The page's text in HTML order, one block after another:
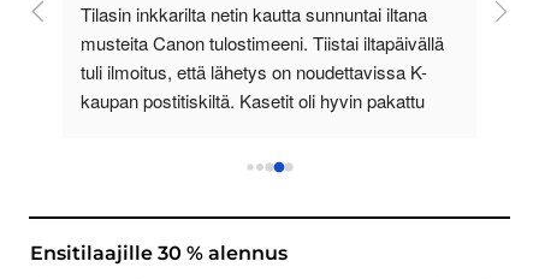
Tilasin inkkarilta netin kautta sunnuntai iltana
musteita Canon tulostimeeni. Tiistai iltapäivällä
tuli ilmoitus, että lähetys on noudettavissa K-
kaupan postitiskiltä. Kasetit oli hyvin pakattu
Toimivat aikakin minun tulostimessani
kilpailukykyisiä.
Tein
oli
Ensitilaajille 30 % alennus